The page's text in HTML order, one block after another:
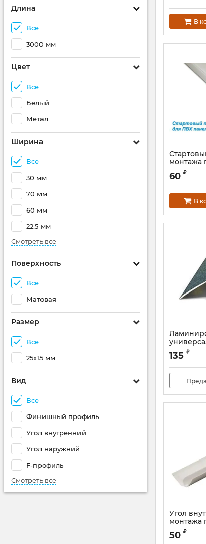
Длина
Все
3000 мм
Цвет
Все
Белый
Метал
Ширина
Все
30 мм
70 мм
60 мм
22.5 мм
Смотреть все
Поверхность
Все
Матовая
Размер
Все
25х15 мм
Вид
Все
Финишный профиль
Угол внутренний
Угол наружний
F-профиль
Смотреть все
В
монтажа
60 ₽
В
135 ₽
Угол
монтажа
50 ₽